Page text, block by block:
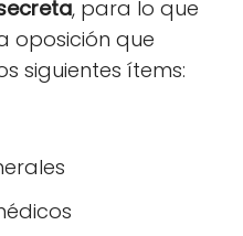
, para lo que
oposición que
siguientes ítems: